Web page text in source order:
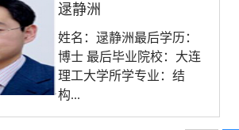
逯静洲
姓名：逯静洲最后学历：
博士 最后毕业院校：大连
理工大学所学专业：结
构...